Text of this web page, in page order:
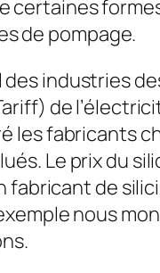
certaines
de pompage.
industries
de
les fabricants
Le prix du
fabricant de
nous